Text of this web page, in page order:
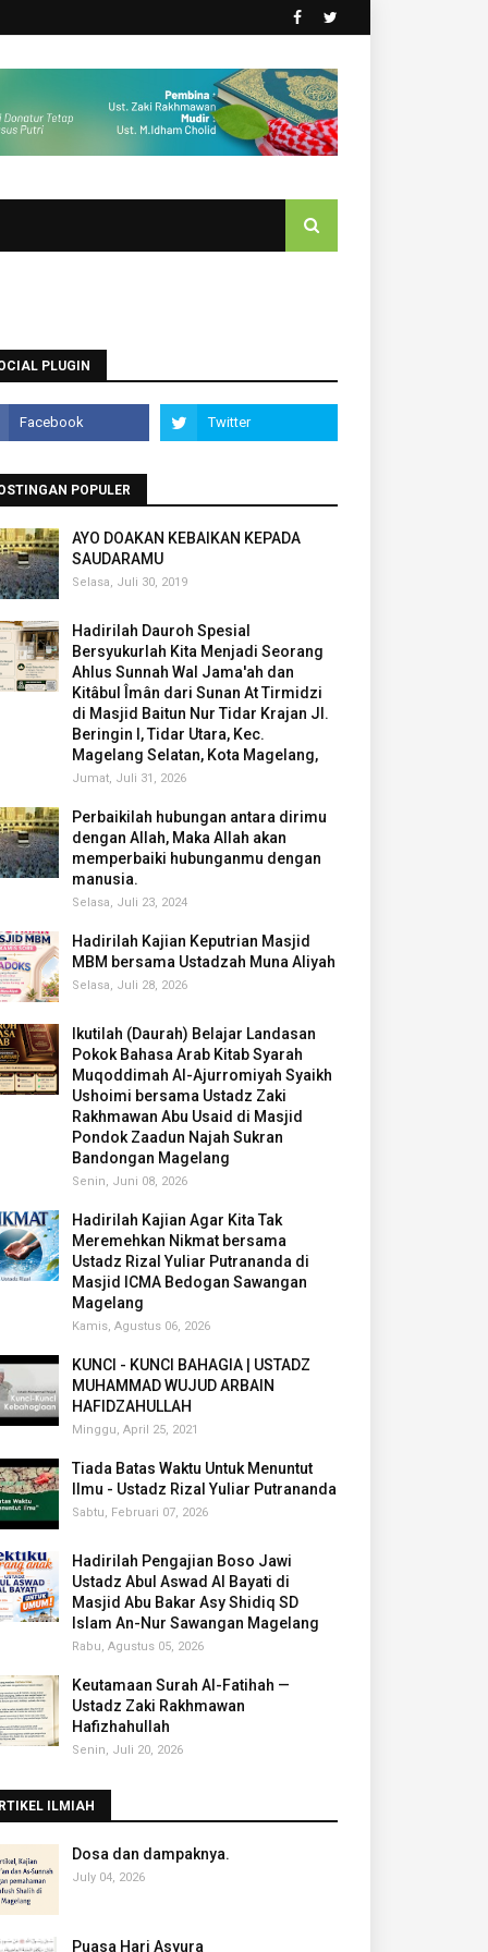
PLUGIN
POPULER
AYO DOAKAN KEBAIKAN KEPADA
SAUDARAMU
Selasa, Juli 30, 2019
Hadirilah Dauroh Spesial
Bersyukurlah Kita Menjadi Seorang
Ahlus Sunnah Wal Jama'ah dan
Kitâbul Îmân dari Sunan At Tirmidzi
di Masjid Baitun Nur Tidar Krajan Jl.
Beringin I, Tidar Utara, Kec.
Magelang Selatan, Kota Magelang,
Jumat, Juli 31, 2026
Perbaikilah hubungan antara dirimu
dengan Allah, Maka Allah akan
memperbaiki hubunganmu dengan
manusia.
Selasa, Juli 23, 2024
Hadirilah Kajian Keputrian Masjid
MBM bersama Ustadzah Muna Aliyah
Selasa, Juli 28, 2026
Ikutilah (Daurah) Belajar Landasan
Pokok Bahasa Arab Kitab Syarah
Muqoddimah Al-Ajurromiyah Syaikh
Ushoimi bersama Ustadz Zaki
Rakhmawan Abu Usaid di Masjid
Pondok Zaadun Najah Sukran
Bandongan Magelang
Senin, Juni 08, 2026
Hadirilah Kajian Agar Kita Tak
Meremehkan Nikmat bersama
Ustadz Rizal Yuliar Putrananda di
Masjid ICMA Bedogan Sawangan
Magelang
Kamis, Agustus 06, 2026
KUNCI - KUNCI BAHAGIA | USTADZ
MUHAMMAD WUJUD ARBAIN
HAFIDZAHULLAH
Minggu, April 25, 2021
Tiada Batas Waktu Untuk Menuntut
Ilmu - Ustadz Rizal Yuliar Putrananda
Sabtu, Februari 07, 2026
Hadirilah Pengajian Boso Jawi
Ustadz Abul Aswad Al Bayati di
Masjid Abu Bakar Asy Shidiq SD
Islam An-Nur Sawangan Magelang
Rabu, Agustus 05, 2026
Keutamaan Surah Al-Fatihah —
Ustadz Zaki Rakhmawan
Hafizhahullah
Senin, Juli 20, 2026
ILMIAH
‎Dosa dan dampaknya.
July 04, 2026
Puasa Hari Asyura